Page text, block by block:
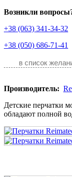
Возникли
+38 (063) 341-34-32
+38 (050) 686-71-41
в список
Производитель:
Детские перчатки
обладают полной